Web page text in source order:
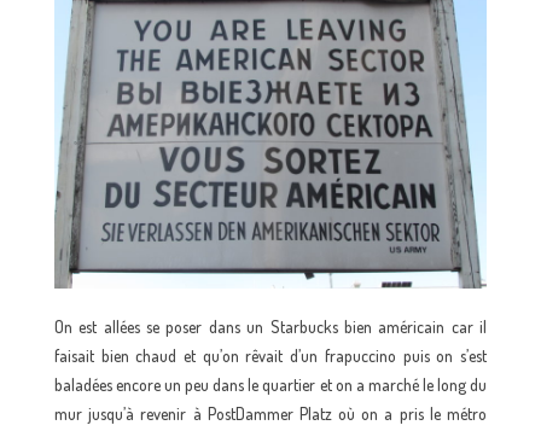
On est allées se poser dans un Starbucks bien américain car il
faisait bien chaud et qu’on rêvait d’un frapuccino puis on s’est
baladées encore un peu dans le quartier et on a marché le long du
mur jusqu’à revenir à PostDammer Platz où on a pris le métro